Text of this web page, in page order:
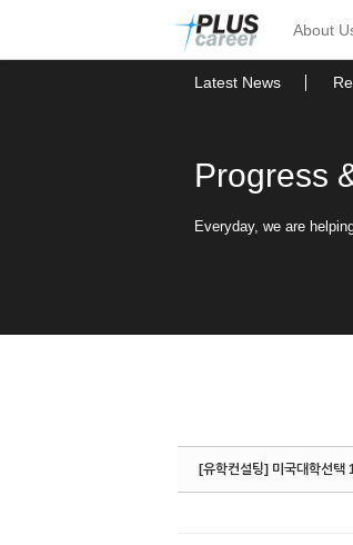
뉴
토
About
Latest News
Progress
Everyday, we are
[유학컨설팅] 미국대학선